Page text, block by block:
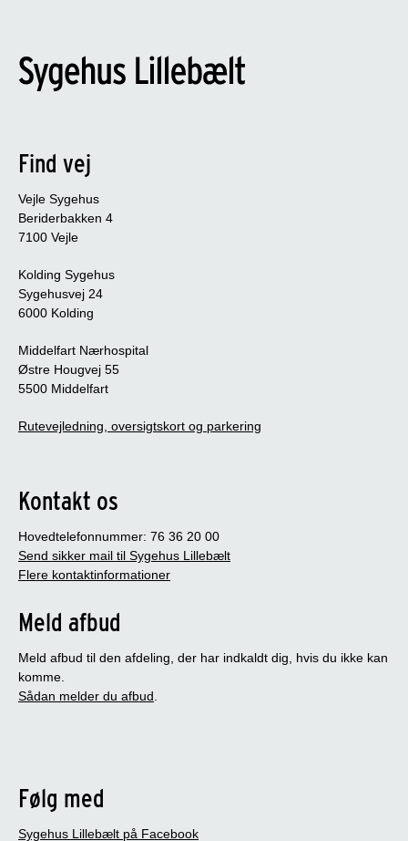
Find vej
Vejle Sygehus
Beriderbakken 4
7100 Vejle
Kolding Sygehus
Sygehusvej 24
6000 Kolding
Middelfart Nærhospital
Østre Hougvej 55
5500 Middelfart
Rutevejledning, oversigtskort og parkering
Kontakt os
Hovedtelefonnummer: 76 36 20 00
Send sikker mail til Sygehus Lillebælt
Flere kontaktinformationer
Meld afbud
Meld afbud til den afdeling, der har indkaldt dig, hvis du ikke kan
komme.
Sådan melder du afbud.
Følg med
Sygehus Lillebælt på Facebook